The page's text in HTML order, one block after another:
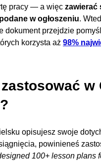
pracy — a więc zawierać
w ogłoszeniu.
dokument przejdzie
korzysta aż 98%
w
opisujesz swoje
powinieneś
100+ lesson plans